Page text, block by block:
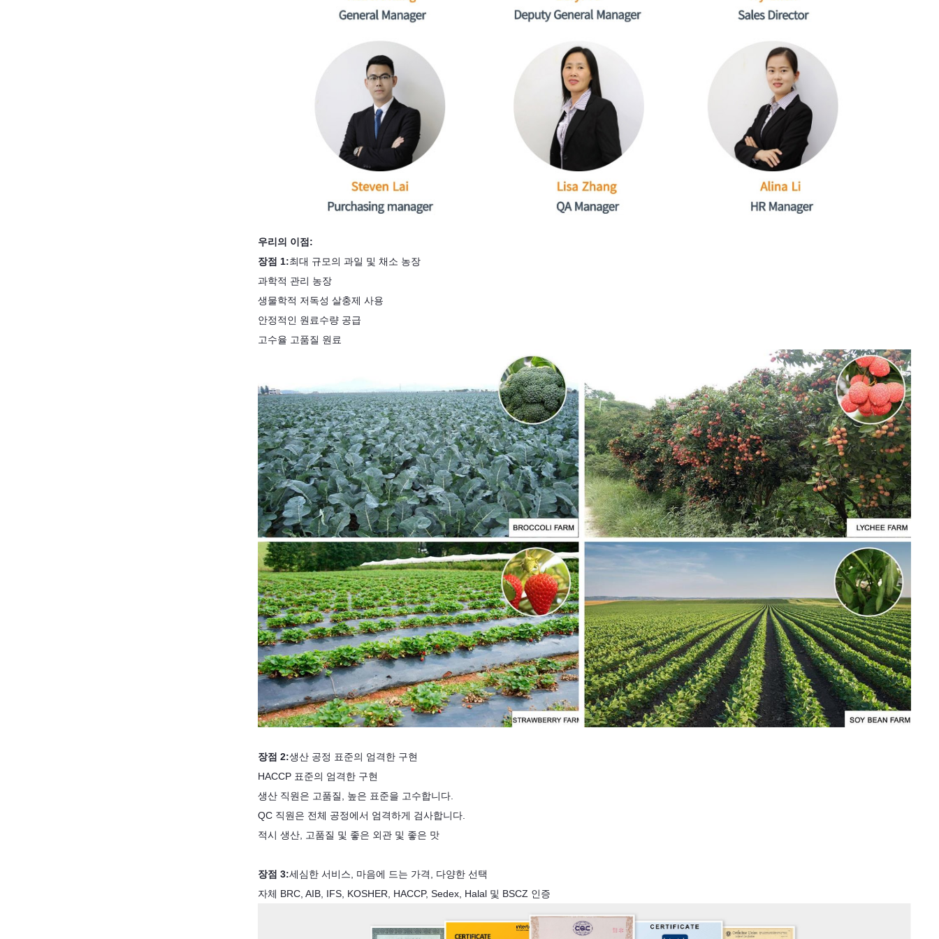
우리의 이점:
장점 1:최대 규모의 과일 및 채소 농장
과학적 관리 농장
생물학적 저독성 살충제 사용
안정적인 원료수량 공급
고수율 고품질 원료
장점 2:생산 공정 표준의 엄격한 구현
HACCP 표준의 엄격한 구현
생산 직원은 고품질, 높은 표준을 고수합니다.
QC 직원은 전체 공정에서 엄격하게 검사합니다.
적시 생산, 고품질 및 좋은 외관 및 좋은 맛
장점 3:세심한 서비스, 마음에 드는 가격, 다양한 선택
자체 BRC, AIB, IFS, KOSHER, HACCP, Sedex, Halal 및 BSCZ 인증